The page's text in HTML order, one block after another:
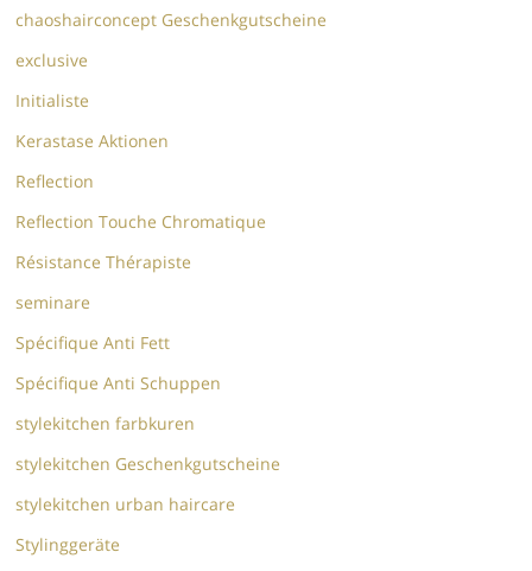
chaoshairconcept Geschenkgutscheine
exclusive
Initialiste
Kerastase Aktionen
Reflection
Reflection Touche Chromatique
Résistance Thérapiste
seminare
Spécifique Anti Fett
Spécifique Anti Schuppen
stylekitchen farbkuren
stylekitchen Geschenkgutscheine
stylekitchen urban haircare
Stylinggeräte